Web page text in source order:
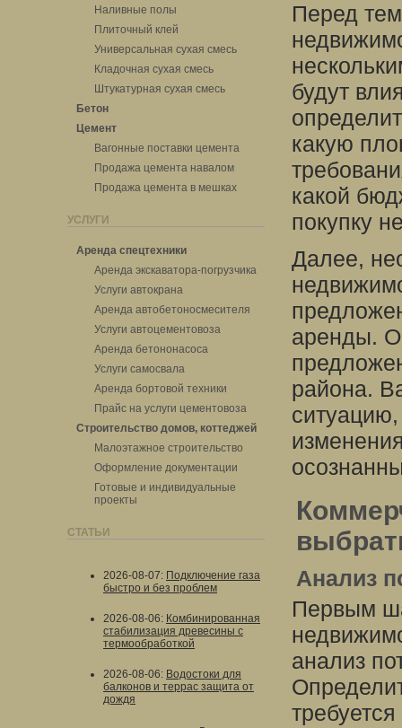
Наливные полы
Плиточный клей
Универсальная сухая смесь
Кладочная сухая смесь
Штукатурная сухая смесь
Бетон
Цемент
Вагонные поставки цемента
Продажа цемента навалом
Продажа цемента в мешках
УСЛУГИ
Аренда спецтехники
Аренда экскаватора-погрузчика
Услуги автокрана
Аренда автобетоносмесителя
Услуги автоцементовоза
Аренда бетононасоса
Услуги самосвала
Аренда бортовой техники
Прайс на услуги цементовоза
Строительство домов, коттеджей
Малоэтажное строительство
Оформление документации
Готовые и индивидуальные
проекты
СТАТЬИ
2026-08-07: Подключение газа
быстро и без проблем
2026-08-06: Комбинированная
стабилизация древесины с
термообработкой
2026-08-06: Водостоки для
балконов и террас защита от
дождя
Перед
будут
какую
какой
покупку
Далее,
аренды.
района.
Анализ
Первым
анализ